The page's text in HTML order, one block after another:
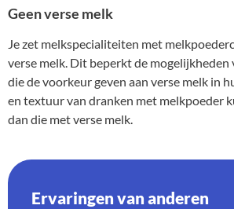
Geen verse melk
Je zet melkspecialiteiten met
verse melk. Dit beperkt de
die de voorkeur geven aan verse melk in
en textuur van dranken met melkpoeder
dan die met verse melk.
Ervaringen van anderen